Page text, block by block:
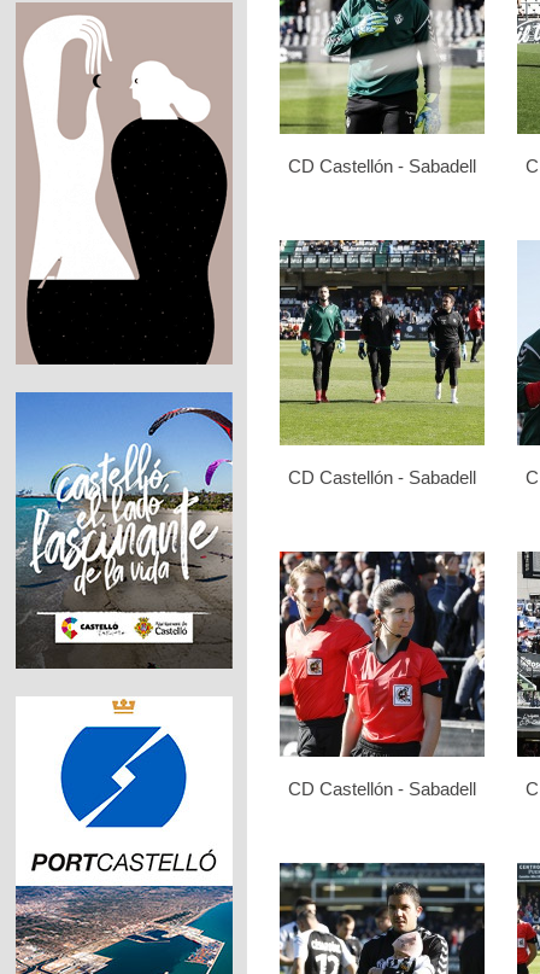
CD Castellón - Sabadell
CD Castellón - Sabadell
CD Castellón - Sabadell